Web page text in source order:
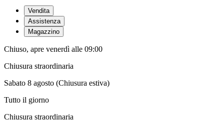
Vendita
Assistenza
Magazzino
Chiuso, apre venerdì alle 09:00
Chiusura straordinaria
Sabato 8 agosto (Chiusura estiva)
Tutto il giorno
Chiusura straordinaria